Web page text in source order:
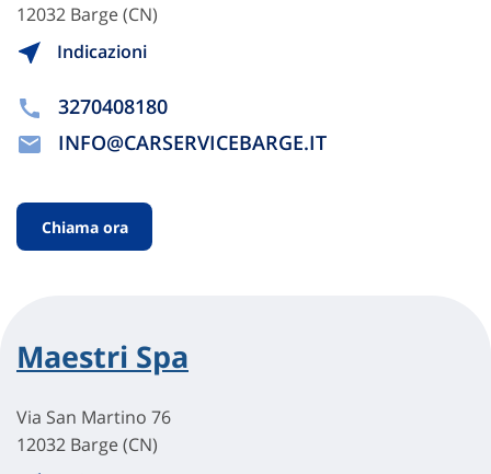
12032 Barge (CN)
Indicazioni
3270408180
INFO@CARSERVICEBARGE.IT
Chiama ora
Maestri Spa
Via San Martino 76
12032 Barge (CN)